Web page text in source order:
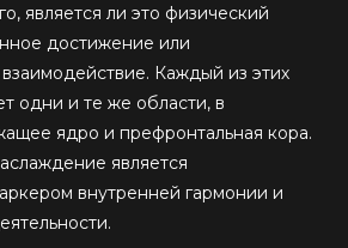
является ли это физический
достижение или
Каждый из этих
одни и те же области, в
ядро и префронтальная кора.
является
внутренней гармонии и